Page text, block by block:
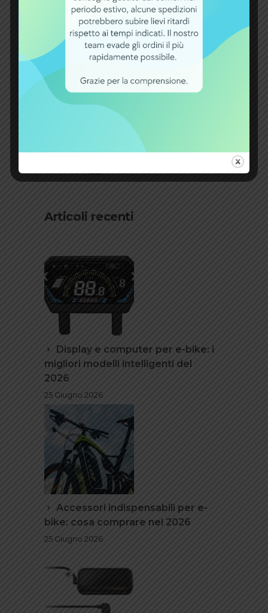
Batterie bici elettriche
batterie per carrozzine
Blog
Caricabatterie ebike
Guida al mondo delle ebike
Articoli recenti
Display e computer per e-bike: i
migliori modelli intelligenti del
2026
25 Giugno 2026
Accessori indispensabili per e-
bike: cosa comprare nel 2026
25 Giugno 2026